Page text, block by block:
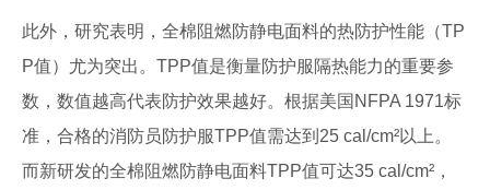
此外，研究表明，全棉阻燃防静电面料的热防护性能（TP
P值）尤为突出。TPP值是衡量防护服隔热能力的重要参
数，数值越高代表防护效果越好。根据美国NFPA 1971标
准，合格的消防员防护服TPP值需达到25 cal/cm²以上。
而新研发的全棉阻燃防静电面料TPP值可达35 cal/cm²，